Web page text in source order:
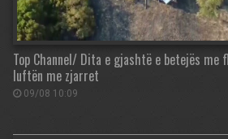
Top Channel/ Dita e gjashtë e betejës me
luftën me zjarret
09/08 10:09